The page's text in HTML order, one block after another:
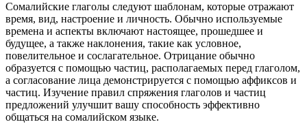
Сомалийские глаголы следуют шаблонам, которые отражают
время, вид, настроение и личность. Обычно используемые
времена и аспекты включают настоящее, прошедшее и
будущее, а также наклонения, такие как условное,
повелительное и сослагательное. Отрицание обычно
образуется с помощью частиц, располагаемых перед глаголом,
а согласование лица демонстрируется с помощью аффиксов и
частиц. Изучение правил спряжения глаголов и частиц
предложений улучшит вашу способность эффективно
общаться на сомалийском языке.